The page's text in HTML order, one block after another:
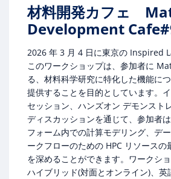
材料開発カフェ
Development
2026 年 3 月 4 日に東京の Inspired
このワークショップは、参加者に
る、材料科学研究に特化した機能に
提供することを目的としています。
セッション、ハンズオン デモンスト
ディスカッションを通じて、参加者
フォーム内での計算モデリング、デ
ークフローのための HPC リソース
を深めることができます。ワークショ
ハイブリッド(対面とオンライン)、英